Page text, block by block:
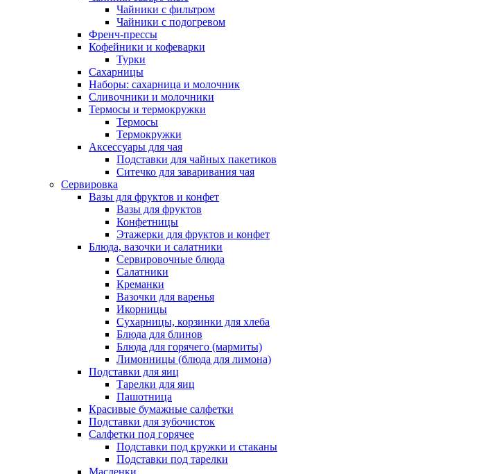
Чайники с фильтром
Чайники с подогревом
Френч-прессы
Кофейники и кофеварки
Турки
Сахарницы
Наборы: сахарница и молочник
Сливочники и молочники
Термосы и термокружки
Термосы
Термокружки
Аксессуары для чая
Подставки для чайных пакетиков
Ситечко для заваривания чая
Сервировка
Вазы для фруктов и конфет
Вазы для фруктов
Конфетницы
Этажерки для фруктов и конфет
Блюда, вазочки и салатники
Сервировочные блюда
Салатники
Креманки
Вазочки для варенья
Икорницы
Сухарницы, корзинки для хлеба
Блюда для блинов
Блюда для горячего (мармиты)
Лимонницы (блюда для лимона)
Подставки для яиц
Тарелки для яиц
Пашотница
Красивые бумажные салфетки
Подставки для зубочисток
Салфетки под горячее
Подставки под кружки и стаканы
Подставки под тарелки
Масленки